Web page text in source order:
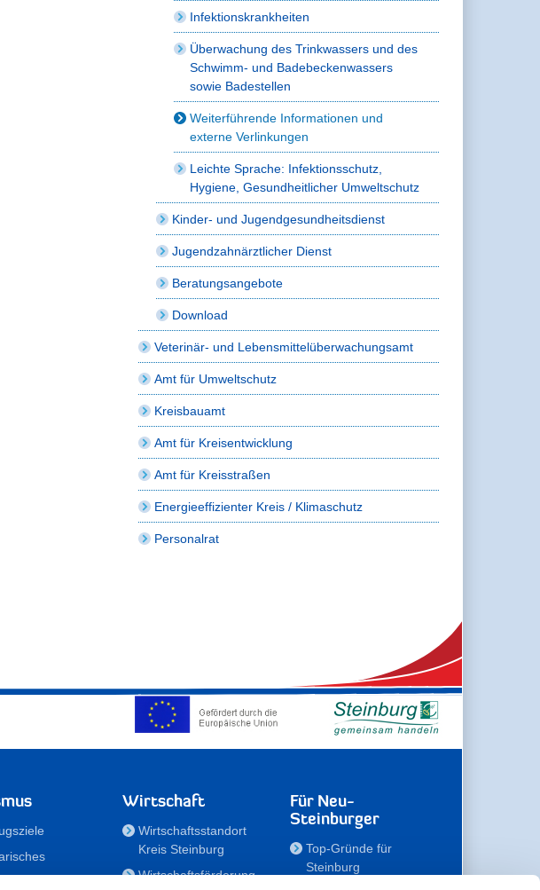
Infektionskrankheiten
Überwachung des Trinkwassers und des
Schwimm- und Badebeckenwassers
sowie Badestellen
Weiterführende Informationen und
externe Verlinkungen
Leichte Sprache: Infektionsschutz,
Hygiene, Gesundheitlicher Umweltschutz
Kinder- und Jugendgesundheitsdienst
Jugendzahnärztlicher Dienst
Beratungsangebote
Download
Veterinär- und Lebensmittelüberwachungsamt
Amt für Umweltschutz
Kreisbauamt
Amt für Kreisentwicklung
Amt für Kreisstraßen
Energieeffizienter Kreis / Klimaschutz
Personalrat
Wirtschaft
Wirtschaftsstandort
Kreis Steinburg
Wirtschaftsförderung
Für Neu-
Steinburger
Top-Gründe für
Steinburg